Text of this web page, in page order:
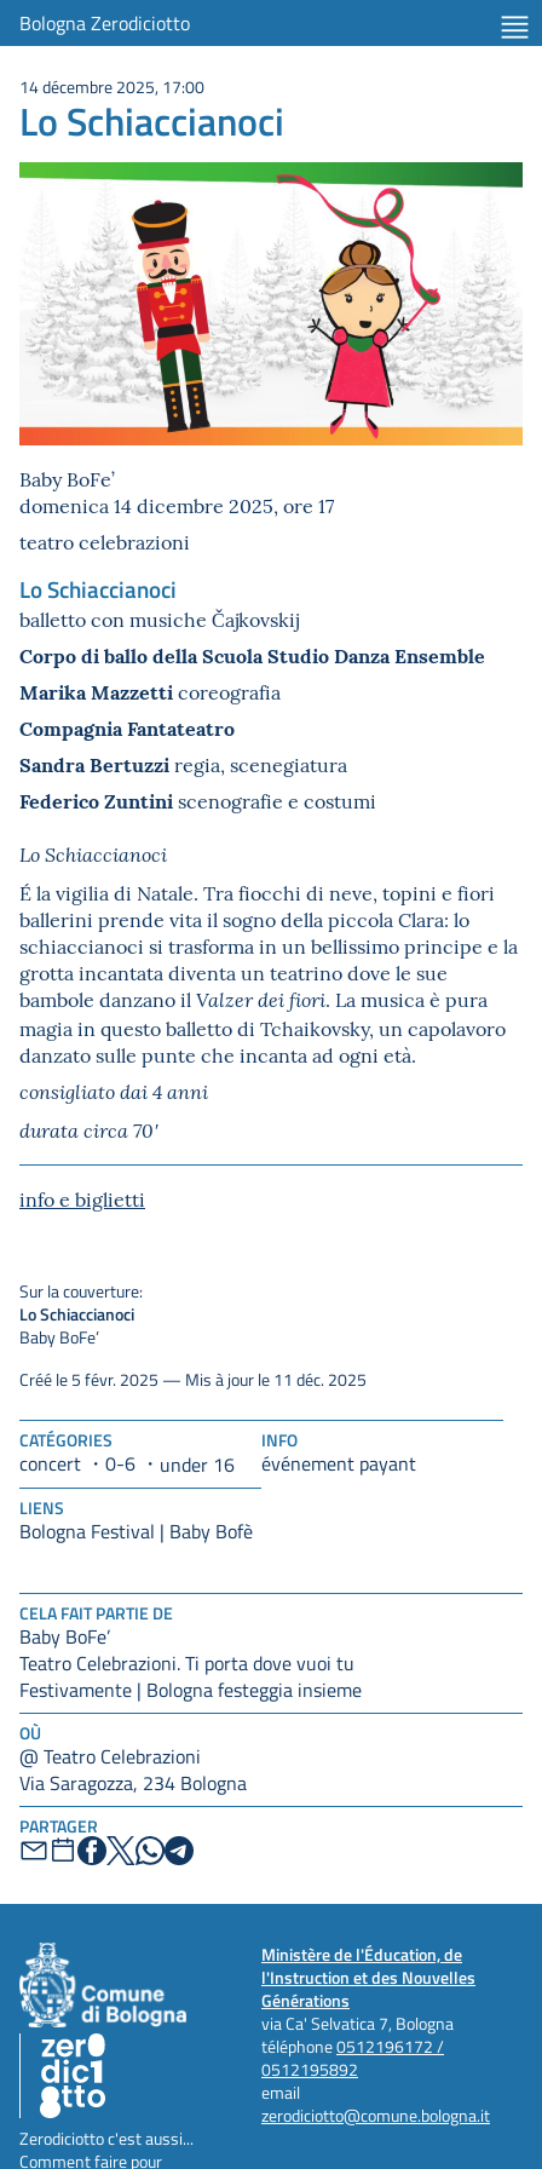
Bologna Zerodiciotto
CELA FAIT PARTIE DE
Baby BoFe’
Teatro Celebrazioni. Ti porta dove vuoi tu
Festivamente | Bologna festeggia insieme
OÙ
@ Teatro Celebrazioni
Via Saragozza, 234 Bologna
PARTAGER
14 décembre 2025, 17:00
Lo Schiaccianoci
Baby BoFe’
domenica 14 dicembre 2025, ore 17
teatro celebrazioni
Lo Schiaccianoci
balletto con musiche Čajkovskij
Corpo di ballo della Scuola Studio Danza Ensemble
Marika Mazzetticoreografia
Compagnia Fantateatro
Sandra Bertuzziregia, scenegiatura
Federico Zuntiniscenografie e costumi
Lo Schiaccianoci
É la vigilia di Natale. Tra fiocchi di neve, topini e fiori
ballerini prende vita il sogno della piccola Clara: lo
schiaccianoci si trasforma in un bellissimo principe e la
grotta incantata diventa un teatrino dove le sue
bambole danzano il Valzer dei fiori. La musica è pura
magia in questo balletto di Tchaikovsky, un capolavoro
danzato sulle punte che incanta ad ogni età.
consigliato dai 4 anni
durata circa 70′
info e biglietti
CATÉGORIES
concert 0-6 under 16
INFO
événement payant
LIENS
Bologna Festival | Baby Bofè
Sur la couverture:
Lo Schiaccianoci
Baby BoFe’
Créé le 5 févr. 2025 — Mis à jour le 11 déc. 2025
Ministère de l'Éducation, de
l'Instruction et des Nouvelles
Générations
via Ca' Selvatica 7, Bologna
téléphone0512196172 /
0512195892
email
zerodiciotto@comune.bologna.it
Zerodiciotto c'est aussi...
Comment faire pour